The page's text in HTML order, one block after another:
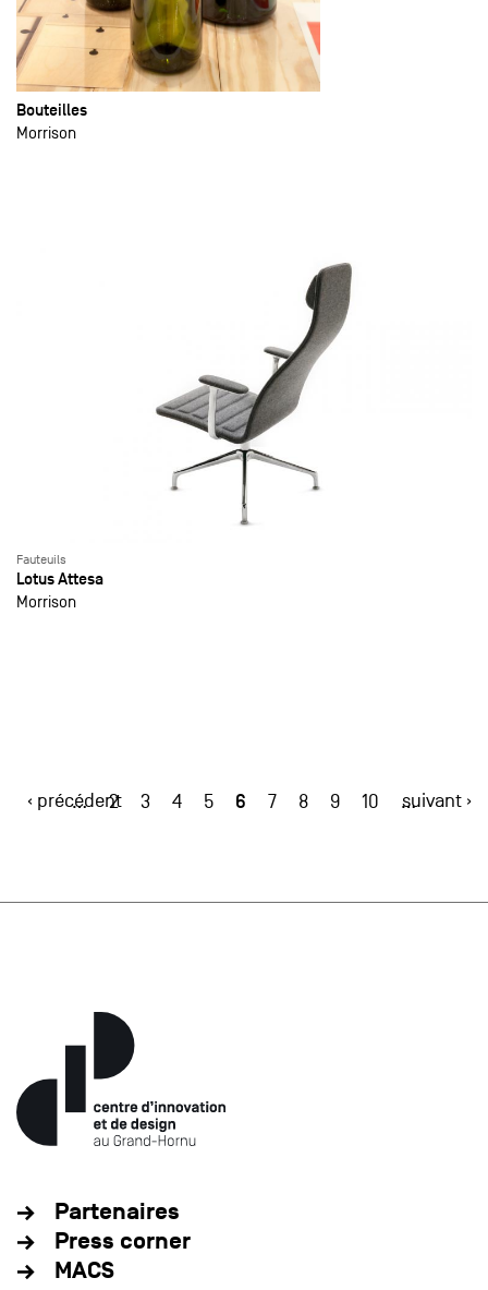
Bouteilles
Morrison
Fauteuils
Lotus Attesa
Morrison
‹ précédent
… 2 3 4 5 6 7 8 9 10 …
suivant ›
Partenaires
Press corner
MACS